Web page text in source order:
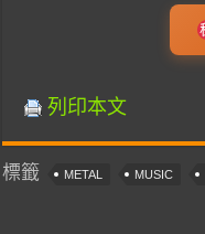
列印本文
標籤 METAL MUSIC